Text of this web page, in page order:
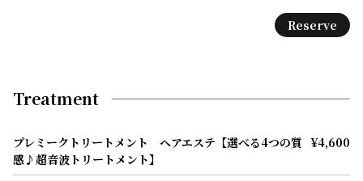
Reserve
Treatment
プレミークトリートメント ヘアエステ【選べる4つの質
感♪超音波トリートメント】
¥4,600